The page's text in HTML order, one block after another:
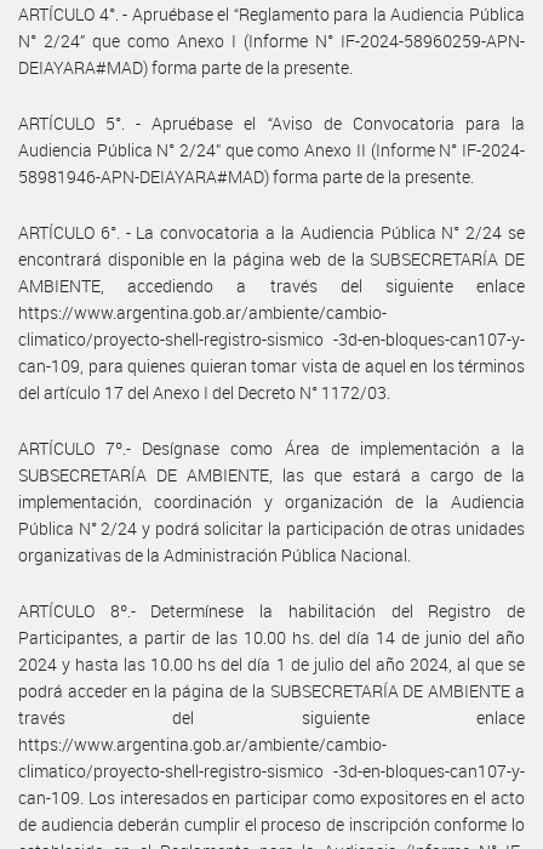
ARTÍCULO 4°. - Apruébase el “Reglamento para la Audiencia Pública
N° 2/24” que como Anexo I (Informe N° IF-2024-58960259-APN-
DEIAYARA#MAD) forma parte de la presente.
ARTÍCULO 5°. - Apruébase el “Aviso de Convocatoria para la
Audiencia Pública N° 2/24” que como Anexo II (Informe N° IF-2024-
58981946-APN-DEIAYARA#MAD) forma parte de la presente.
ARTÍCULO 6°. - La convocatoria a la Audiencia Pública N° 2/24 se
encontrará disponible en la página web de la SUBSECRETARÍA DE
AMBIENTE, accediendo a través del siguiente enlace
https://www.argentina.gob.ar/ambiente/cambio-
climatico/proyecto-shell-registro-sismico -3d-en-bloques-can107-y-
can-109, para quienes quieran tomar vista de aquel en los términos
del artículo 17 del Anexo I del Decreto N° 1172/03.
ARTÍCULO 7º.- Desígnase como Área de implementación a la
SUBSECRETARÍA DE AMBIENTE, las que estará a cargo de la
implementación, coordinación y organización de la Audiencia
Pública N° 2/24 y podrá solicitar la participación de otras unidades
organizativas de la Administración Pública Nacional.
ARTÍCULO 8º.- Determínese la habilitación del Registro de
Participantes, a partir de las 10.00 hs. del día 14 de junio del año
2024 y hasta las 10.00 hs del día 1 de julio del año 2024, al que se
podrá acceder en la página de la SUBSECRETARÍA DE AMBIENTE a
través del siguiente enlace
https://www.argentina.gob.ar/ambiente/cambio-
climatico/proyecto-shell-registro-sismico -3d-en-bloques-can107-y-
can-109. Los interesados en participar como expositores en el acto
de audiencia deberán cumplir el proceso de inscripción conforme lo